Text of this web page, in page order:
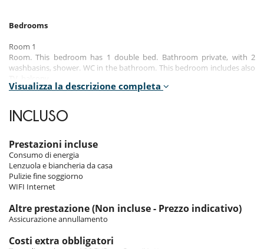
Bedrooms
Room 1
Room. This bedroom has 1 double bed. Bathroom private, with 2
washbasins, shower. WC in the bathroom. This bedroom includes also
Children bedroom. This bedroom has 4 bunk beds 90 cm. Bathroom
shared, with 2 washbasins, bathtub, shower. WC are shared.
Room 3
Room. This bedroom has 1 double bed. Bathroom shared, with 2
washbasins, bathtub, shower. This bedroom includes also TV.
Room 4
washbasins, bathtub, shower. WC in the bathroom.
Indoors
Visualizza la descrizione completa
INCLUSO
Prestazioni incluse
Consumo di energia
Lenzuola e biancheria da casa
Pulizie fine soggiorno
WIFI Internet
Altre prestazione (Non incluse - Prezzo indicativo)
Assicurazione annullamento
Costi extra obbligatori